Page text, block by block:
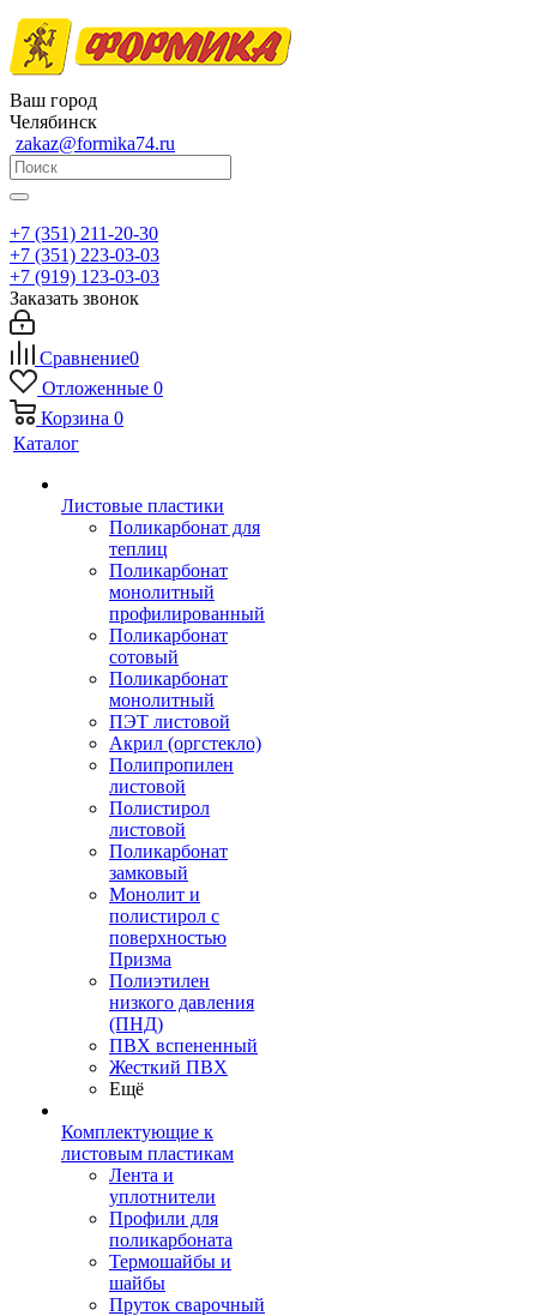
Ваш город
Челябинск
zakaz@formika74.ru
+7 (351) 211-20-30
+7 (351) 223-03-03
+7 (919) 123-03-03
Заказать звонок
Сравнение0
Отложенные 0
Корзина 0
Каталог
Листовые пластики
Поликарбонат для
теплиц
Поликарбонат
монолитный
профилированный
Поликарбонат
сотовый
Поликарбонат
монолитный
ПЭТ листовой
Акрил (оргстекло)
Полипропилен
листовой
Полистирол
листовой
Поликарбонат
замковый
Монолит и
полистирол с
поверхностью
Призма
Полиэтилен
низкого давления
(ПНД)
ПВХ вспененный
Жесткий ПВХ
Ещё
Комплектующие к
листовым пластикам
Лента и
уплотнители
Профили для
поликарбоната
Термошайбы и
шайбы
Пруток сварочный